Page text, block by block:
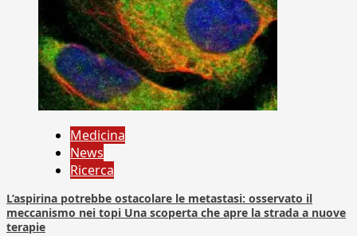
Medicina
News
Ricerca
L’aspirina potrebbe ostacolare le metastasi: osservato il
meccanismo nei topi Una scoperta che apre la strada a nuove
terapie